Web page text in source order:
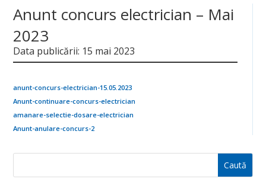
Anunt concurs electrician – Mai
2023
Data publicării: 15 mai 2023
anunt-concurs-electrician-15.05.2023
Anunt-continuare-concurs-electrician
amanare-selectie-dosare-electrician
Anunt-anulare-concurs-2